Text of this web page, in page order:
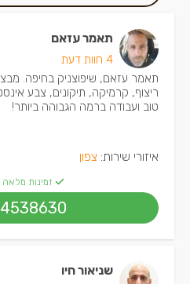
תאמר עזאם
4 חוות דעת
תאמר עזאם, שיפוצניק בחיפה. מבצע
ריצוף, קרמיקה, תיקונים, צבע
טוב ועבודה ברמה הגבוהה ביותר!
איזורי שירות: צפון
זמינות
שניאור חיו